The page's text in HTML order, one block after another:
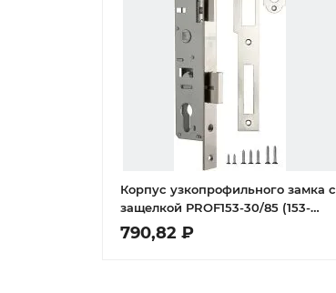
Корпус узкопрофильного замка с
защелкой PROF153-30/85 (153-
30/85) CP хром
790,82 ₽